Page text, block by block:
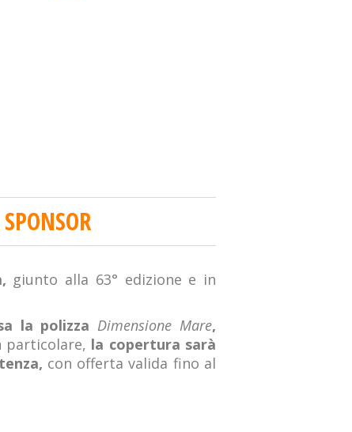
giunto alla 63° edizione e in
la polizza Dimensione Mare,
particolare, la copertura sarà
con offerta valida fino al